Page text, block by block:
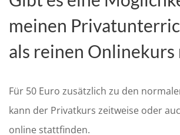
meinen
als reinen Onlinekurs
Für 50 Euro zusätzlich zu den
kann der Privatkurs zeitweise oder
online stattfinden.